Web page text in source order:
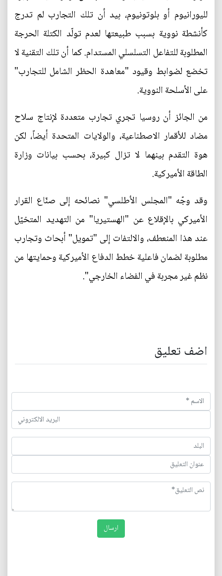
لليورانيوم أو بلوتونيوم، بيد أن تلك التجارب لم تدرج
كأنشطة نووية بسبب طبيعتها لعدم تولّد الكتلة الحرجة
المطلوبة للتفاعل التسلسلي المستدام. كما أن تلك التقنية لا
تخضع لضوابط وقيود "معاهدة الحظر الشامل للتجارب"
على الأسلحة النووية.
من الجائز أن روسيا تجري تجارب متعددة لإنتاج سلاح
مضاد للأقمار الاصطناعية، والولايات المتحدة أيضاً، لكن
هوة التقدم بينهما لا تزال كبيرة، بحسب بيانات وزارة
الطاقة الأميركية.
وقد وجّه "المجلس الأطلسي" نصائحه إلى صنّاع القرار
الأميركي بالإقلاع عن "الهستيريا" من التهديد المتخيّل
عند هذا المنعطف، والالتفات إلى "تمويل" أبحاث وتجارب
مطلوبة لضمان فاعلية خطط الدفاع الأميركية وحمايتها من
نظم غير مجربة في الفضاء الخارجي".
اضف تعليق